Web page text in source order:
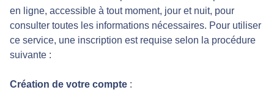
en ligne, accessible à tout moment, jour et nuit, pour
consulter toutes les informations nécessaires. Pour utiliser
ce service, une inscription est requise selon la procédure
suivante :
Création de votre compte :